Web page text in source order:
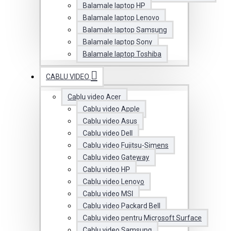
Balamale laptop HP
Balamale laptop Lenovo
Balamale laptop Samsung
Balamale laptop Sony
Balamale laptop Toshiba
CABLU VIDEO
Cablu video Acer
Cablu video Apple
Cablu video Asus
Cablu video Dell
Cablu video Fujitsu-Simens
Cablu video Gateway
Cablu video HP
Cablu video Lenovo
Cablu video MSI
Cablu video Packard Bell
Cablu video pentru Microsoft Surface